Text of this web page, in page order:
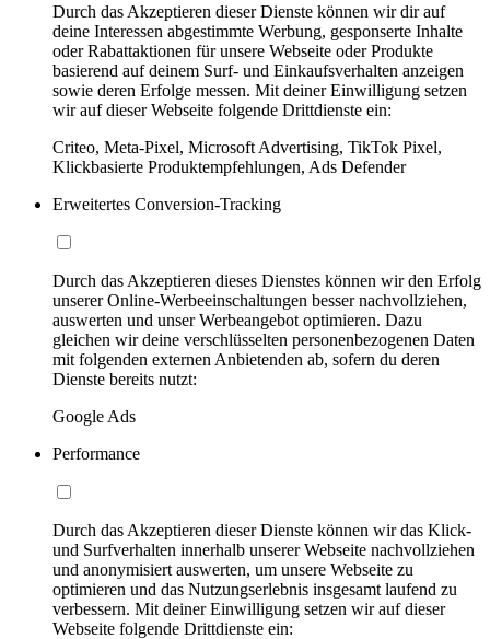
Durch das Akzeptieren dieser Dienste können wir dir auf
deine Interessen abgestimmte Werbung, gesponserte Inhalte
oder Rabattaktionen für unsere Webseite oder Produkte
basierend auf deinem Surf- und Einkaufsverhalten anzeigen
sowie deren Erfolge messen. Mit deiner Einwilligung setzen
wir auf dieser Webseite folgende Drittdienste ein:
Criteo, Meta-Pixel, Microsoft Advertising, TikTok Pixel,
Klickbasierte Produktempfehlungen, Ads Defender
Erweitertes Conversion-Tracking
Durch das Akzeptieren dieses Dienstes können wir den Erfolg
unserer Online-Werbeeinschaltungen besser nachvollziehen,
auswerten und unser Werbeangebot optimieren. Dazu
gleichen wir deine verschlüsselten personenbezogenen Daten
mit folgenden externen Anbietenden ab, sofern du deren
Dienste bereits nutzt:
Google Ads
Performance
Durch das Akzeptieren dieser Dienste können wir das Klick-
und Surfverhalten innerhalb unserer Webseite nachvollziehen
und anonymisiert auswerten, um unsere Webseite zu
optimieren und das Nutzungserlebnis insgesamt laufend zu
verbessern. Mit deiner Einwilligung setzen wir auf dieser
Webseite folgende Drittdienste ein: